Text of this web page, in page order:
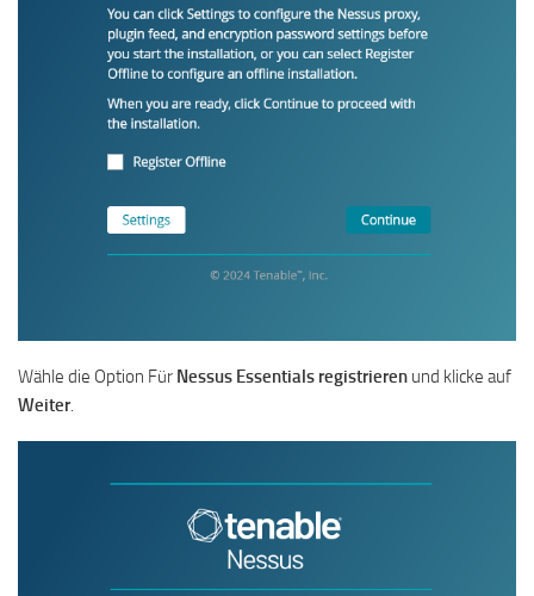
Wähle die Option Für Nessus Essentials registrieren und klicke auf
Weiter.